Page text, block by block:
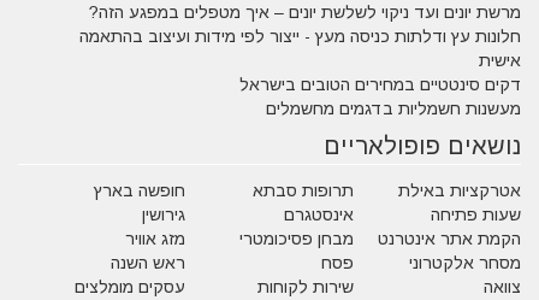
מרשת יונים ועד ניקוי לשלשת יונים – איך מטפלים במפגע הזה?
חלונות עץ ודלתות כניסה מעץ - ייצור לפי מידות ועיצוב בהתאמה
אישית
דקים סינטטיים במחירים הטובים בישראל
מעשנות חשמליות בדגמים מחשמלים
נושאים פופולאריים
אטרקציות באילת תרופות סבתא
חופשה בארץ
שעות פתיחה
אינסטגרם
גירושין
הקמת אתר אינטרנט
מבחן פסיכומטרי
מזג אוויר
מסחר אלקטרוני
פסח
ראש השנה
צוואה
שירות לקוחות עסקים מומלצים